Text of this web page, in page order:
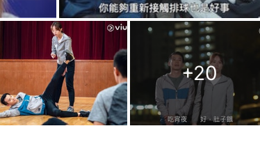
意我？」，相信當過「觀音兵」心中都會有同
問暖、管接管送，卻只換來一張「好人卡」。
舉動，對方卻未必感受到你的用心，你自認是
。